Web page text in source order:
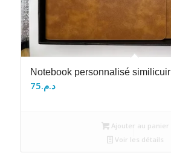
Notebook personnalisé similicuir
د.م.75
Ajouter au panier
Voir les détails